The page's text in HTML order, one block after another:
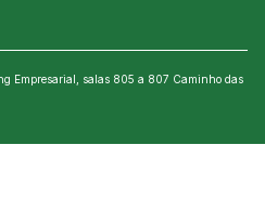
Empresarial, salas 805 a 807 Caminho das